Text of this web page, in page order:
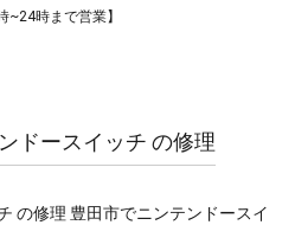
~24時まで営業】
ドースイッチ の修理
の修理 豊田市でニンテンドースイ